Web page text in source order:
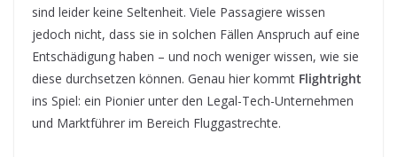
sind leider keine Seltenheit. Viele Passagiere wissen
jedoch nicht, dass sie in solchen Fällen Anspruch auf eine
Entschädigung haben – und noch weniger wissen, wie sie
diese durchsetzen können. Genau hier kommt Flightright
ins Spiel: ein Pionier unter den Legal-Tech-Unternehmen
und Marktführer im Bereich Fluggastrechte.